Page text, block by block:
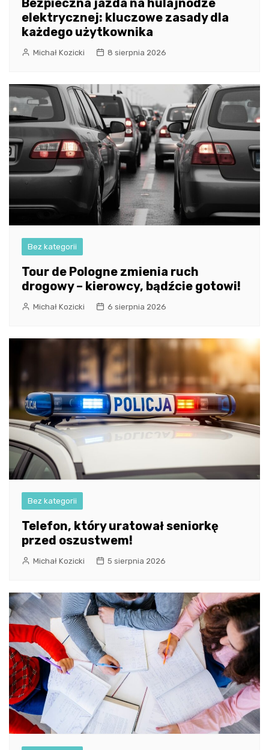
elektrycznej: kluczowe zasady dla
każdego użytkownika
Michał Kozicki 8 sierpnia 2026
Bez kategorii
Tour de Pologne zmienia ruch
drogowy – kierowcy, bądźcie gotowi!
Michał Kozicki 6 sierpnia 2026
Bez kategorii
Telefon, który uratował seniorkę
przed oszustwem!
Michał Kozicki 5 sierpnia 2026